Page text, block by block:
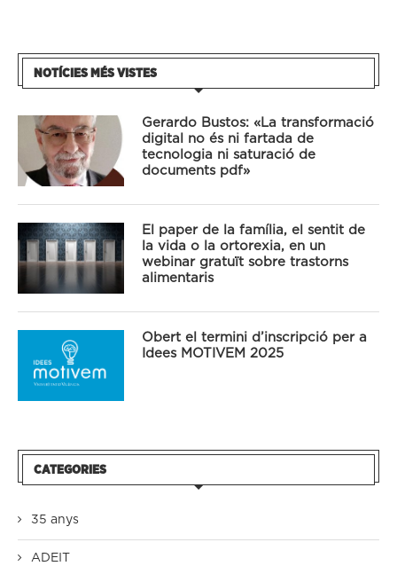
NOTÍCIES MÉS VISTES
Gerardo Bustos: «La transformació
digital no és ni fartada de
tecnologia ni saturació de
documents pdf»
El paper de la família, el sentit de
la vida o la ortorexia, en un
webinar gratuït sobre trastorns
alimentaris
Obert el termini d’inscripció per a
Idees MOTIVEM 2025
CATEGORIES
35 anys
ADEIT